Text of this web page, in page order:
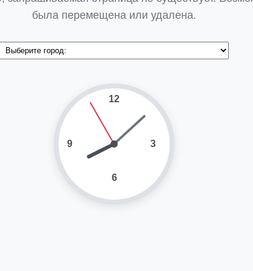
была перемещена или удалена.
12
3
6
9